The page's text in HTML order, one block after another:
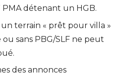
PMA détenant un HGB.
un terrain « prêt pour villa »
sans PBG/SLF ne peut
des annonces